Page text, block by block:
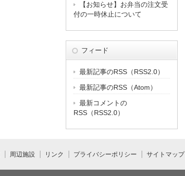
【お知らせ】お弁当の注文受
付の一時休止について
フィード
最新記事のRSS（RSS2.0）
最新記事のRSS（Atom）
最新コメントの
RSS（RSS2.0）
周辺施設 リンク プライバシーポリシー サイトマップ